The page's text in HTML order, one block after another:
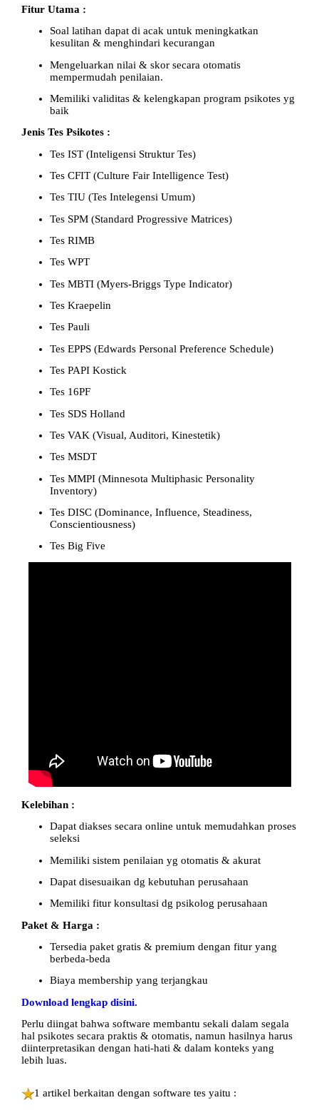
Fitur Utama :
Soal latihan dapat di acak untuk meningkatkan
kesulitan & menghindari kecurangan
Mengeluarkan nilai & skor secara otomatis
mempermudah penilaian.
Memiliki validitas & kelengkapan program psikotes yg
baik
Jenis Tes Psikotes :
Tes IST (Inteligensi Struktur Tes)
Tes CFIT (Culture Fair Intelligence Test)
Tes TIU (Tes Intelegensi Umum)
Tes SPM (Standard Progressive Matrices)
Tes RIMB
Tes WPT
Tes MBTI (Myers-Briggs Type Indicator)
Tes Kraepelin
Tes Pauli
Tes EPPS (Edwards Personal Preference Schedule)
Tes PAPI Kostick
Tes 16PF
Tes SDS Holland
Tes VAK (Visual, Auditori, Kinestetik)
Tes MSDT
Tes MMPI (Minnesota Multiphasic Personality
Inventory)
Tes DISC (Dominance, Influence, Steadiness,
Conscientiousness)
Tes Big Five
Kelebihan :
Dapat diakses secara online untuk memudahkan proses
seleksi
Memiliki sistem penilaian yg otomatis & akurat
Dapat disesuaikan dg kebutuhan perusahaan
Memiliki fitur konsultasi dg psikolog perusahaan
Paket & Harga :
Tersedia paket gratis & premium dengan fitur yang
berbeda-beda
Biaya membership yang terjangkau
Download lengkap disini.
Perlu diingat bahwa software membantu sekali dalam segala
hal psikotes secara praktis & otomatis, namun hasilnya harus
diinterpretasikan dengan hati-hati & dalam konteks yang
lebih luas.
1 artikel berkaitan dengan software tes yaitu :